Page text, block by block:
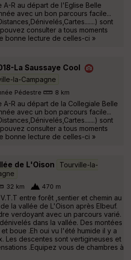
A-R au départ de l'Eglise Belle
avec un bon parcours facile...
sont
consulter a tous moments
bonne lecture de celles-ci »
La Saussaye Cool
la-Campagne
Pédestre 8 km
A-R au départ de la Collegiale Belle
avec un bon parcours facile...
sont
consulter a tous moments
bonne lecture de celles-ci »
de L'Oison
Tourville-la-
32 km 470 m
entre forêt ,sentier et chemin au
la vallée de L'Oison après Elbeuf.
verdoyant avec un parcours varié.
dans la vallée. Des montées
boue .Eh oui vu l'été humide il y a
Les descentes sont vertigineuses et
.Equipez vous de chambres à